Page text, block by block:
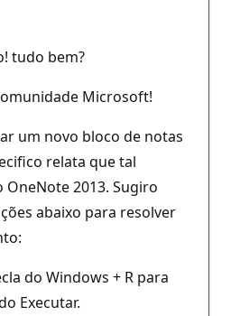
tudo bem?
Microsoft!
um novo bloco de notas
relata que tal
2013. Sugiro
abaixo para resolver
do Windows + R para
Executar.